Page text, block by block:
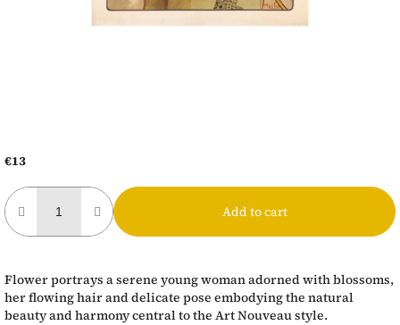
€13
price:
Add to cart
Flower portrays a serene young woman adorned with blossoms,
her flowing hair and delicate pose embodying the natural
beauty and harmony central to the Art Nouveau style.